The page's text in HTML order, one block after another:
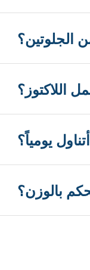
الجلوتين؟
اللاكتوز؟
يومياً؟
بالوزن؟